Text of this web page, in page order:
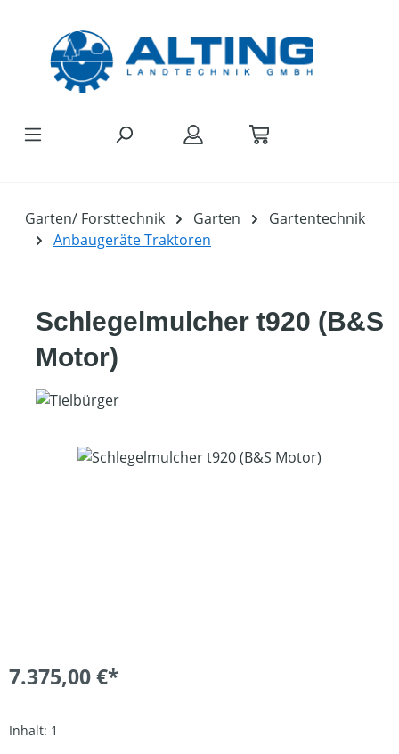
Garten/ Forsttechnik Garten
Gartentechnik
Anbaugeräte Traktoren
Schlegelmulcher t920 (B&S
Motor)
Bildergalerie überspringen
7.375,00 €*
Inhalt: 1